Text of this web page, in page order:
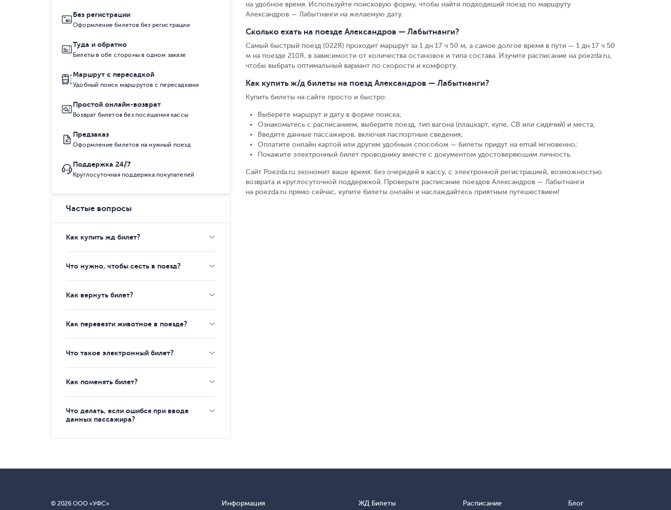
на удобное время. Используйте поисковую форму, чтобы найти подходящий поезд по маршруту
Александров — Лабытнанги на желаемую дату.
Сколько ехать на поезде Александров — Лабытнанги?
Самый быстрый поезд (022Я) проходит маршрут за 1 дн 17 ч 50 м, а самое долгое время в пути — 1 дн 17 ч 50
м на поезде 210Я, в зависимости от количества остановок и типа состава. Изучите расписание на poezda.ru,
чтобы выбрать оптимальный вариант по скорости и комфорту.
Как купить ж/д билеты на поезд Александров — Лабытнанги?
Купить билеты на сайте просто и быстро:
Выберете маршрут и дату в форме поиска;
Ознакомьтесь с расписанием, выберите поезд, тип вагона (плацкарт, купе, СВ или сидячий) и места;
Введите данные пассажиров, включая паспортные сведения;
Оплатите онлайн картой или другим удобным способом — билеты придут на email мгновенно;
Покажите электронный билет проводнику вместе с документом удостоверяющим личность.
Сайт Poezda.ru экономит ваше время: без очередей в кассу, с электронной регистрацией, возможностью
возврата и круглосуточной поддержкой. Проверьте расписание поездов Александров — Лабытнанги
на poezda.ru прямо сейчас, купите билеты онлайн и наслаждайтесь приятным путешествием!
Без регистрации
Оформление билетов без регистрации
Туда и обратно
Билеты в обе стороны в одном заказе
Маршрут с пересадкой
Удобный поиск маршрутов с пересадками
Простой онлайн-возврат
Возврат билетов без посещения кассы
Предзаказ
Оформление билетов на нужный поезд
Поддержка 24/7
Круглосуточная поддержка покупателей
Частые вопросы
Как купить жд билет?
Что нужно, чтобы сесть в поезд?
Как вернуть билет?
Как перевезти животное в поезде?
Что такое электронный билет?
Как поменять билет?
Что делать, если ошибся при вводе
данных пассажира?
© 2026 ООО «УФС» Информация ЖД Билеты Расписание Блог